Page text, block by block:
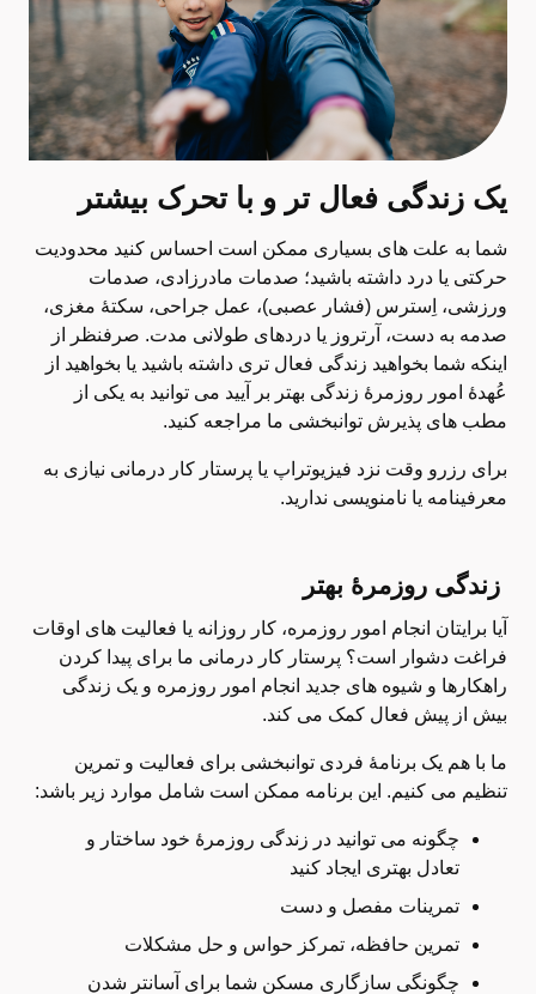
یک زندگی فعال تر و با تحرک بیشتر
شما به علت های بسیاری ممکن است احساس کنید محدودیت
حرکتی یا درد داشته باشید؛ صدمات مادرزادی، صدمات
ورزشی، اِسترس (فشار عصبی)، عمل جراحی، سکتۀ مغزی،
صدمه به دست، آرتروز یا دردهای طولانی مدت. صرفنظر از
اینکه شما بخواهید زندگی فعال تری داشته باشید یا بخواهید از
عُهدۀ امور روزمرۀ زندگی بهتر بر آیید می توانید به یکی از
مطب های پذیرش توانبخشی ما مراجعه کنید.
برای رزرو وقت نزد فیزیوتراپ یا پرستار کار درمانی نیازی به
معرفینامه یا نامنویسی ندارید.
زندگی روزمرۀ بهتر
آیا برایتان انجام امور روزمره، کار روزانه یا فعالیت های اوقات
فراغت دشوار است؟ پرستار کار درمانی ما برای پیدا کردن
راهکارها و شیوه های جدید انجام امور روزمره و یک زندگی
بیش از پیش فعال کمک می کند.
ما با هم یک برنامۀ فردی توانبخشی برای فعالیت و تمرین
تنظیم می کنیم. این برنامه ممکن است شامل موارد زیر باشد:
چگونه می توانید در زندگی روزمرۀ خود ساختار و
تعادل بهتری ایجاد کنید
تمرینات مفصل و دست
تمرین حافظه، تمرکز حواس و حل مشکلات
چگونگی سازگاری مسکن شما برای آسانتر شدن